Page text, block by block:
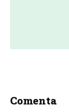
Comenta